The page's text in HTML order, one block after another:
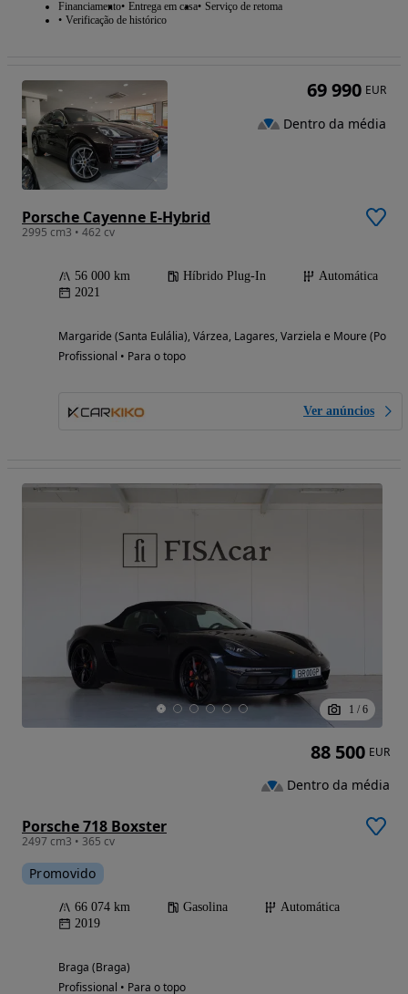
Financiamento Entrega em casa Serviço de retoma
Verificação de histórico
Porsche Cayenne E-Hybrid
2995 cm3 • 462 cv
56 000 km Híbrido Plug-In
Automática
2021
Margaride (Santa Eulália), Várzea, Lagares, Varziela e Moure (Porto)
Profissional • Para o topo
Ver anúncios
69 990 EUR
Dentro da média
1 / 6
Porsche 718 Boxster
2497 cm3 • 365 cv
Promovido
66 074 km Gasolina
Automática
2019
Braga (Braga)
Profissional • Para o topo
88 500 EUR
Dentro da média